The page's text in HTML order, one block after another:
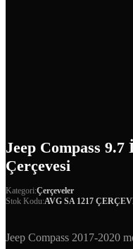
Jeep Compass
Çerçevesi
Kategori:Çerçeveler
Stok Kodu:AVG SA 1217
Jeep Compass 2017-2020